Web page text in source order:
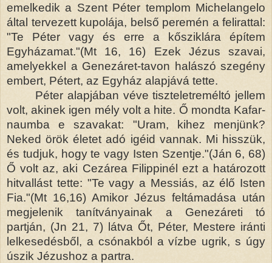
emelkedik a Szent Péter templom Michelangelo
által tervezett kupolája, belső peremén a felirattal:
"Te Péter vagy és erre a kősziklára építem
Egyházamat."(Mt 16, 16) Ezek Jézus szavai,
amelyekkel a Genezáret-tavon halászó szegény
embert, Pétert, az Egyház alapjává tette.
Péter alapjában véve tiszteletreméltó jellem
volt, akinek igen mély volt a hite. Ő mondta Kafar-
naumba e szavakat: "Uram, kihez menjünk?
Neked örök életet adó igéid vannak. Mi hisszük,
és tudjuk, hogy te vagy Isten Szentje."(Ján 6, 68)
Ő volt az, aki Cezárea Filippinél ezt a határozott
hitvallást tette: "Te vagy a Messiás, az élő Isten
Fia."(Mt 16,16) Amikor Jézus feltámadása után
megjelenik tanítványainak a Genezáreti tó
partján, (Jn 21, 7) látva Őt, Péter, Mestere iránti
lelkesedésből, a csónakból a vízbe ugrik, s úgy
úszik Jézushoz a partra.